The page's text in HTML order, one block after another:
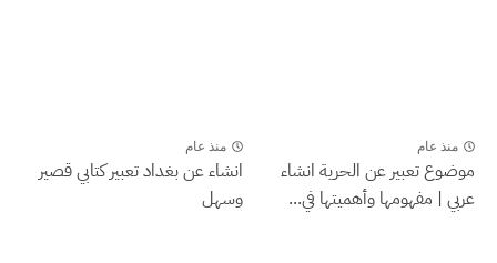
منذ عام
موضوع تعبير عن الحرية انشاء
عربي | مفهومها وأهميتها في...
منذ عام
انشاء عن بغداد تعبير كتابي قصير
وسهل